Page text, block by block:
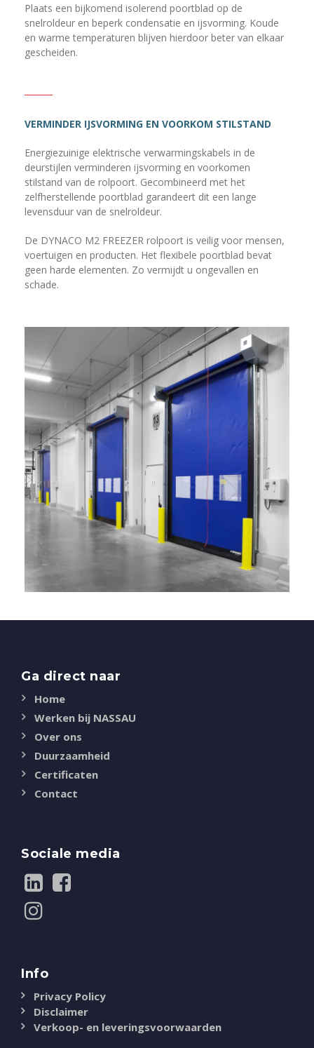
Plaats een bijkomend isolerend poortblad op de
snelroldeur en beperk condensatie en ijsvorming. Koude
en warme temperaturen blijven hierdoor beter van elkaar
gescheiden.
VERMINDER IJSVORMING EN VOORKOM STILSTAND
Energiezuinige elektrische verwarmingskabels in de
deurstijlen verminderen ijsvorming en voorkomen
stilstand van de rolpoort. Gecombineerd met het
zelfherstellende poortblad garandeert dit een lange
levensduur van de snelroldeur.
De DYNACO M2 FREEZER rolpoort is veilig voor mensen,
voertuigen en producten. Het flexibele poortblad bevat
geen harde elementen. Zo vermijdt u ongevallen en
schade.
Ga direct naar
Home
Werken bij NASSAU
Over ons
Duurzaamheid
Certificaten
Contact
Sociale media
Info
Privacy Policy
Disclaimer
Verkoop- en leveringsvoorwaarden